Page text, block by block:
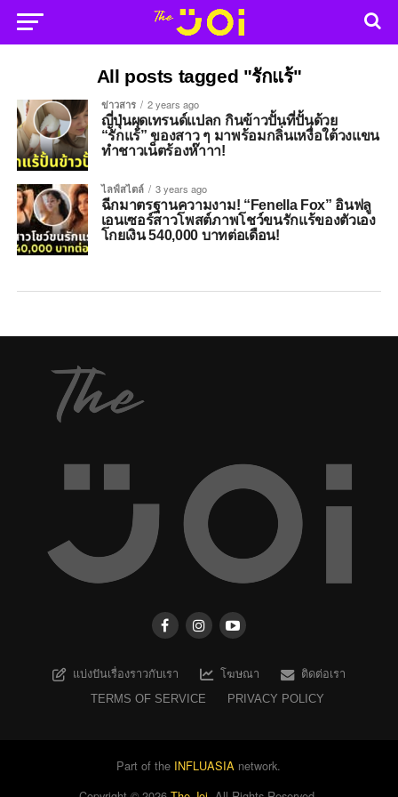
All posts tagged "รักแร้"
ข่าวสาร 2 years ago
ญี่ปุ่นผุดเทรนด์แปลก กินข้าวปั้นที่ปั้นด้วย
“รักแร้” ของสาว ๆ มาพร้อมกลิ่นเหงื่อใต้วงแขน
ทำชาวเน็ตร้องห๊าาา!
ไลฟ์สไตล์ 3 years ago
ฉีกมาตรฐานความงาม! “Fenella Fox” อินฟลู
เอนเซอร์สาวโพสต์ภาพโชว์ขนรักแร้ของตัวเอง
โกยเงิน 540,000 บาทต่อเดือน!
แบ่งปันเรื่องราวกับเรา โฆษณา
ติดต่อเรา
TERMS OF SERVICE
PRIVACY POLICY
Part of the INFLUASIA network.